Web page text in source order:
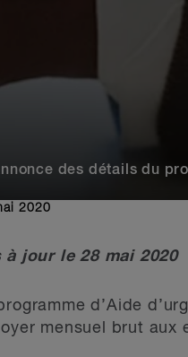
des détails du
2020
à jour le 28 mai 2020
d’Aide
mensuel brut aux